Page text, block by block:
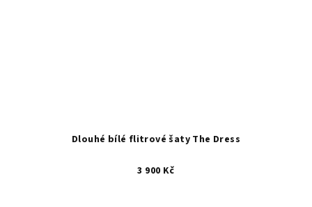
Dlouhé bílé flitrové šaty The Dress
3 900 Kč